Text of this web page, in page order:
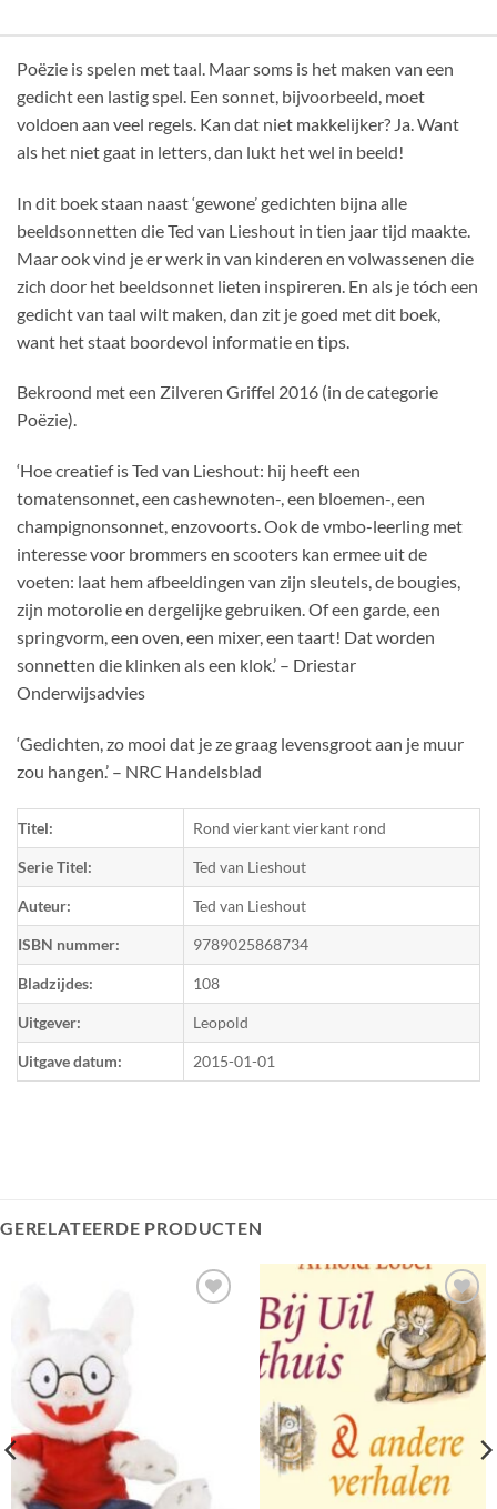
Poëzie is spelen met taal. Maar soms is het maken van een
gedicht een lastig spel. Een sonnet, bijvoorbeeld, moet
voldoen aan veel regels. Kan dat niet makkelijker? Ja. Want
als het niet gaat in letters, dan lukt het wel in beeld!
In dit boek staan naast ‘gewone’ gedichten bijna alle
beeldsonnetten die Ted van Lieshout in tien jaar tijd maakte.
Maar ook vind je er werk in van kinderen en volwassenen die
zich door het beeldsonnet lieten inspireren. En als je tóch een
gedicht van taal wilt maken, dan zit je goed met dit boek,
want het staat boordevol informatie en tips.
Bekroond met een Zilveren Griffel 2016 (in de categorie
Poëzie).
‘Hoe creatief is Ted van Lieshout: hij heeft een
tomatensonnet, een cashewnoten-, een bloemen-, een
champignonsonnet, enzovoorts. Ook de vmbo-leerling met
interesse voor brommers en scooters kan ermee uit de
voeten: laat hem afbeeldingen van zijn sleutels, de bougies,
zijn motorolie en dergelijke gebruiken. Of een garde, een
springvorm, een oven, een mixer, een taart! Dat worden
sonnetten die klinken als een klok.’ – Driestar
Onderwijsadvies
‘Gedichten, zo mooi dat je ze graag levensgroot aan je muur
zou hangen.’ – NRC Handelsblad
Titel: Rond vierkant vierkant rond
Serie Titel: Ted van Lieshout
Auteur: Ted van Lieshout
ISBN nummer: 9789025868734
Bladzijdes: 108
Uitgever: Leopold
Uitgave datum: 2015-01-01
GERELATEERDE PRODUCTEN